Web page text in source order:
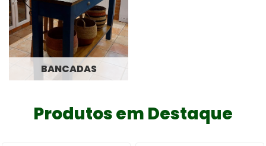
BANCADAS
Produtos em Destaque